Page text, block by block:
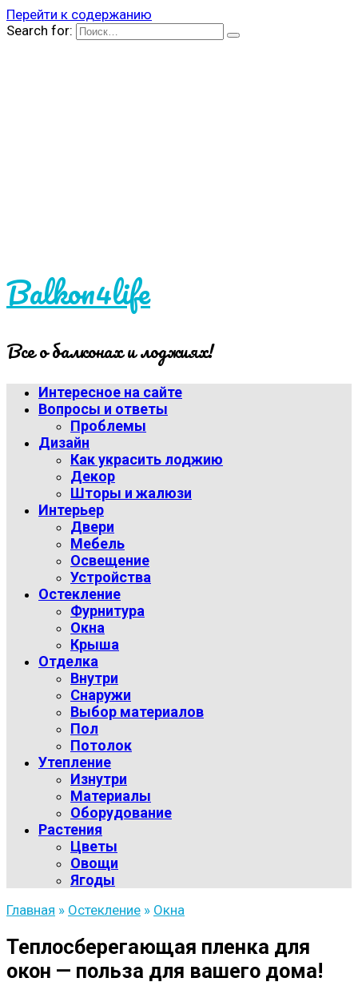
Перейти к содержанию
Search for:
Balkon4life
Все о балконах и лоджиях!
Интересное на сайте
Вопросы и ответы
Проблемы
Дизайн
Как украсить лоджию
Декор
Шторы и жалюзи
Интерьер
Двери
Мебель
Освещение
Устройства
Остекление
Фурнитура
Окна
Крыша
Отделка
Внутри
Снаружи
Выбор материалов
Пол
Потолок
Утепление
Изнутри
Материалы
Оборудование
Растения
Цветы
Овощи
Ягоды
Главная » Остекление » Окна
Теплосберегающая пленка для
окон — польза для вашего дома!